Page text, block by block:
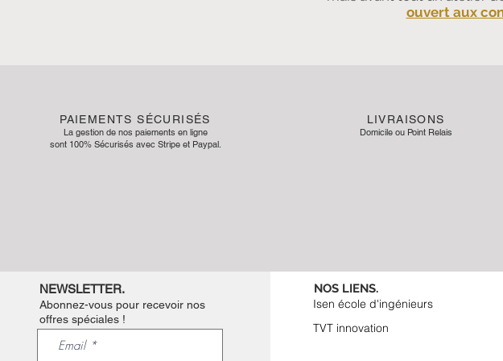
ouvert aux
PAIEMENTS SÉCURISÉS
La gestion de nos paiements en ligne
sont 100% Sécurisés avec Stripe et Paypal.
LIVRAISONS
Domicile ou Point Relais
NEWSLETTER.
Abonnez-vous pour recevoir nos
offres spéciales !
NOS LIENS.
Isen école d'ingénieurs
TVT innovation